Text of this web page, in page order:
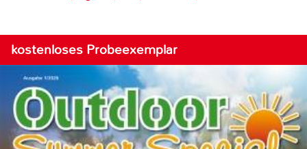
kostenloses Probeexemplar